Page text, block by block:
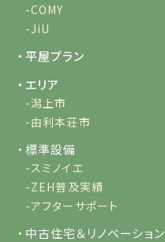
-COMY
-JiU
・平屋プラン
・エリア
-潟上市
-由利本荘市
・標準設備
-スミノイエ
-ZEH普及実績
-アフターサポート
・中古住宅＆リノベーション